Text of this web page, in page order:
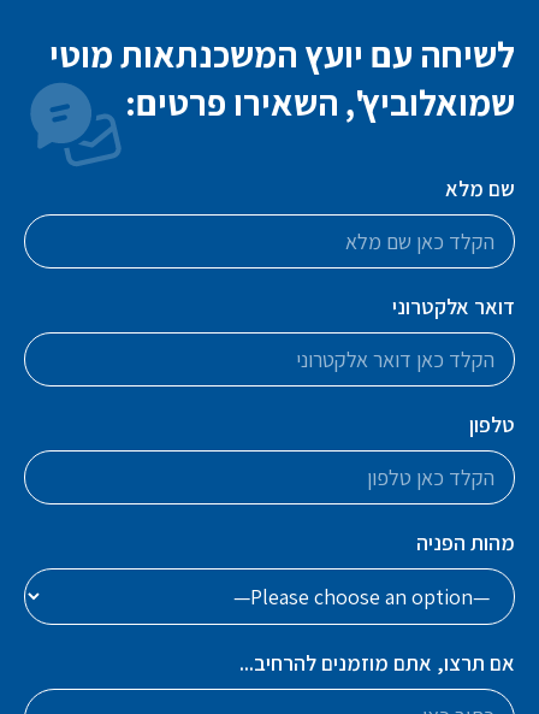
לשיחה עם יועץ המשכנתאות מוטי
שמואלוביץ', השאירו פרטים:
שם מלא
דואר אלקטרוני
טלפון
מהות הפניה
אם תרצו, אתם מוזמנים להרחיב...